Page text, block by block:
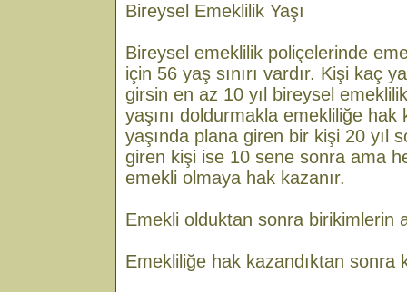
Bireysel Emeklilik Yaşı
Bireysel emeklilik poliçelerinde
için 56 yaş sınırı vardır. Kişi kaç
girsin en az 10 yıl bireysel
yaşını doldurmakla emekliliğe hak
yaşında plana giren bir kişi 20 yıl
giren kişi ise 10 sene sonra ama
emekli olmaya hak kazanır.
Emekli olduktan sonra birikimlerin
Emekliliğe hak kazandıktan sonra